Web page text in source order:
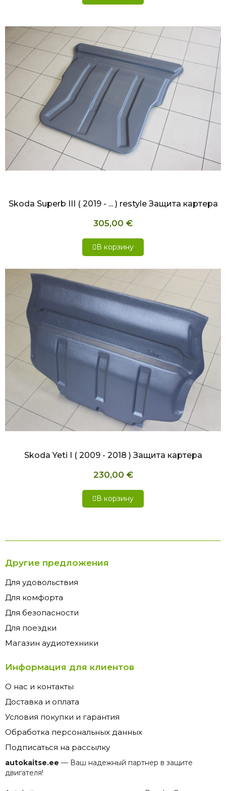
Skoda Superb III ( 2019 - ... ) restyle Защита картера
305,00 €
В корзину
БЫСТРЫЙ ПРОСМОТР
Skoda Yeti I ( 2009 - 2018 ) Защита картера
230,00 €
В корзину
Другие предложения
Для удовольствия
Для комфорта
Для безопасности
Для поездки
Магазин аудиотехники
Информация для клиентов
О нас и контакты
Доставка и оплата
Условия покупки и гарантия
Обработка персональных данных
Подписаться на рассылку
autokaitse.ee — Ваш надежный партнер в защите
двигателя!